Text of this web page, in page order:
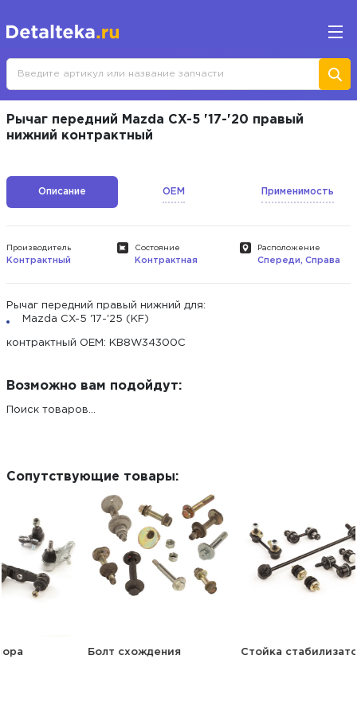
Рычаг передний Mazda CX-5 '17-'20 правый
нижний контрактный
Описание OEM Применимость
Производитель
Контрактный
Состояние
Контрактная
Расположение
Спереди, Справа
Рычаг передний правый нижний для:
Mazda CX-5 '17-'25 (KF)
контрактный ОЕМ: KB8W34300C
Возможно вам подойдут:
Поиск товаров...
Сопутствующие товары:
Болт схождения Стойка стабилизатора